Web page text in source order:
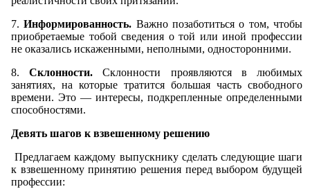
7.Информированность. Важно позаботиться о том, чтобы
приобретаемые тобой сведения о той или иной профессии
не оказались искаженными, неполными, односторонними.
8.Склонности. Склонности проявляются в любимых
занятиях, на которые тратится большая часть свободного
времени. Это — интересы, подкрепленные определенными
способностями.
Девять шагов к взвешенному решению
Предлагаем каждому выпускнику сделать следующие шаги
к взвешенному принятию решения перед выбором будущей
профессии: